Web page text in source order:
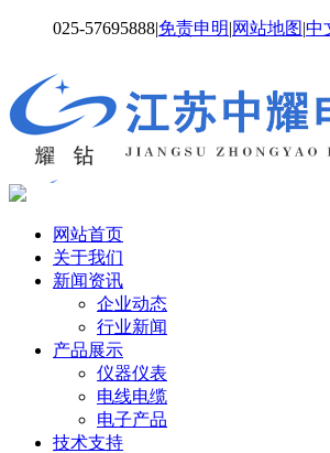
025-57695888|免责申明|网站地图|中
网站首页
关于我们
新闻资讯
企业动态
行业新闻
产品展示
仪器仪表
电线电缆
电子产品
技术支持